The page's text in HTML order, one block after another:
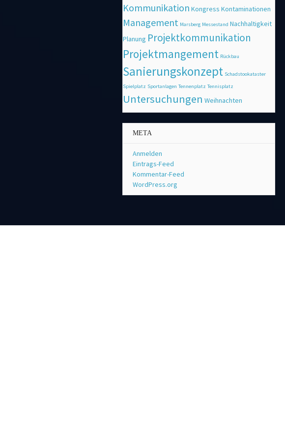
Kommunikation Kongress Kontaminationen
Management Marsberg Messestand Nachhaltigkeit
Planung Projektkommunikation
Projektmangement Rückbau
Sanierungskonzept Schadstookataster
Spielplatz Sportanlagen Tennenplatz Tennisplatz
Untersuchungen Weihnachten
META
Anmelden
Eintrags-Feed
Kommentar-Feed
WordPress.org